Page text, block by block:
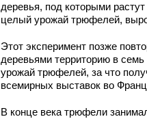
деревья, под которыми
целый урожай трюфелей,
Этот эксперимент позже
деревьями территорию в семь
урожай трюфелей, за что
всемирных выставок во
В конце века трюфели